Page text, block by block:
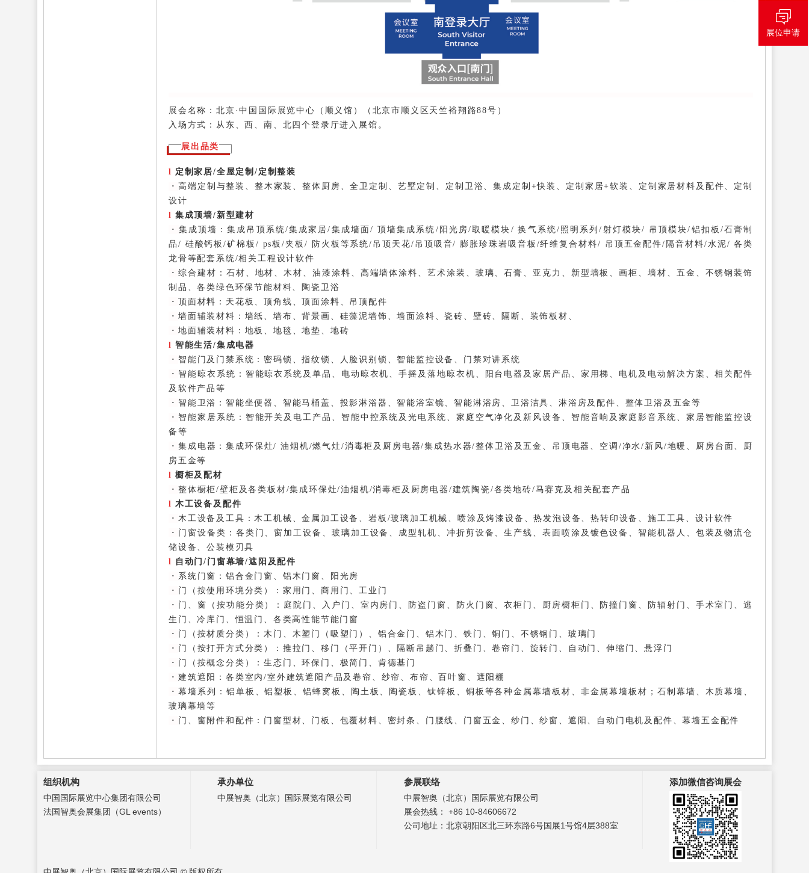
展会 名称 ：北京·中国国际展览中心（顺义馆）（北京市顺义区天竺裕翔路88号）
入场方式：从东、西、南、北四个登录厅进入展馆 。
展出品类
l 定制家居/全屋定制/定制整装
·高端定制与整装、整木家装、整体厨房、全卫定制、艺墅定制、定制卫浴、集成定制+快装、定制家居+软装、定制家居材料及配件、定制
设计
l 集成顶墙/新型建材
· 集成顶墙：集成吊顶系统/集成家居/集成墙面/ 顶墙集成系统/阳光房/取暖模块/ 换气系统/照明系列/射灯模块/ 吊顶模块/铝扣板/石膏制
品/ 硅酸钙板/矿棉板/ ps板/夹板/ 防火板等系统/吊顶天花/吊顶吸音/ 膨胀珍珠岩吸音板/纤维复合材料/ 吊顶五金配件/隔音材料/水泥/ 各类
龙骨等配套系统/相关工程设计软件
·综合建材： 石材、地材、木材、油漆涂料、高端墙体涂料、艺术涂装、玻璃、石膏、亚克力、新型墙板、画柜、墙材、五金、不锈钢装饰
制品、各类绿色环保节能材料、陶瓷卫浴
· 顶面材料： 天花板、顶角线、顶面涂料、吊顶配件
· 墙面辅装材料： 墙纸、墙布、背景画、硅藻泥墙饰、墙面涂料、瓷砖、壁砖、隔断、装饰板材、
· 地面辅装材料： 地板、地毯、地垫、地砖
l 智能生活/集成电器
· 智能门及门禁系统： 密码锁、指纹锁、人脸识别锁、智能监控设备、门禁对讲系统
· 智能晾衣系统： 智能晾衣系统及单品、电动晾衣机、手摇及落地晾衣机、阳台电器及家居产品、家用梯、电机及电动解决方案、相关配件
及软件产品等
· 智能卫浴： 智能坐便器、智能马桶盖、投影淋浴器、智能浴室镜、智能淋浴房、卫浴洁具、淋浴房及配件、整体卫浴及五金等
· 智能家居系统： 智能开关及电工产品、智能中控系统及光电系统、家庭空气净化及新风设备、智能音响及家庭影音系统、家居智能监控设
备等
·集成电器：集成环保灶/ 油烟机/燃气灶/消毒柜及厨房电器/集成热水器/整体卫浴及五金、吊顶电器、空调/净水/新风/地暖、厨房台面、厨
房五金等
l 橱柜及配材
· 整体橱柜/壁柜及各类板材/集成环保灶/油烟机/消毒柜及厨房电器/建筑陶瓷/各类地砖/马赛克及相关配套产品
l 木工设备及配件
· 木工设备及工具：木工机械、金属加工设备、岩板/玻璃加工机械、喷涂及烤漆设备、热发泡设备、热转印设备、施工工具、设计软件
· 门窗设备类： 各类门、窗加工设备、玻璃加工设备、成型轧机、冲折剪设备、生产线、表面喷涂及镀色设备、智能机器人、包装及物流仓
储设备、公装模刃具
l 自动门/门窗幕墙/遮阳及配件
· 系统门窗： 铝合金门窗、铝木门窗、阳光房
· 门（按使用环境分类）： 家用门、商用门、工业门
· 门、窗（按功能分类）： 庭院门、入户门、室内房门、防盗门窗、防火门窗、衣柜门、厨房橱柜门、防撞门窗、防辐射门、手术室门、逃
生门、冷库门、恒温门、各类高性能节能门窗
· 门（按材质分类）：木门、木塑门（吸塑门）、铝合金门、铝木门、铁门、铜门、不锈钢门、玻璃门
· 门（按打开方式分类）： 推拉门、移门（平开门）、隔断吊趟门、折叠门、卷帘门、旋转门、自动门、伸缩门、悬浮门
· 门（按概念分类）：生态门、环保门、极简门、肯德基门
· 建筑遮阳： 各类室内/室外建筑遮阳产品及卷帘、纱帘、布帘、百叶窗、遮阳棚
·幕墙系列： 铝单板、铝塑板、铝蜂窝板、陶土板、陶瓷板、钛锌板、铜板等各种金属幕墙板材、非金属幕墙板材；石制幕墙、木质幕墙、
玻璃幕墙等
· 门、窗附件和配件： 门窗型材、门板、包覆材料、密封条、门腰线、门窗五金、纱门、纱窗、遮阳、自动门电机及配件、幕墙五金配件
组织机构
中国国际展览中心集团有限公司
法国智奥会展集团（GL events）
承办单位
中展智奥（北京）国际展览有限公司
参展联络
中展智奥（北京）国际展览有限公司
展会热线： +86 10-84606672
公司地址：北京朝阳区北三环东路6号国展1号馆4层388室
添加微信咨询展会
展位申请